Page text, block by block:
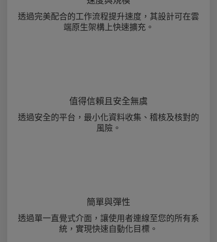
透過完美配合的工作流程提升速度，其設計可在雲
端原生架構上快速擴充。
值得信賴且安全無虞
透過安全的平台，最小化資料收集、稽核及核對的
風險。
簡單與彈性
透過單一直覺式介面，讓使用者連線至您的所有系
統，實現快速自動化目標。